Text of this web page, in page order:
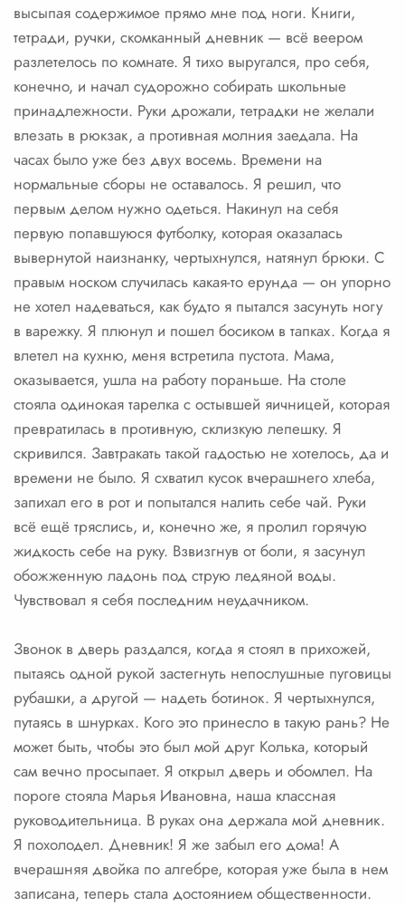
высыпая содержимое прямо мне под ноги. Книги,
тетради, ручки, скомканный дневник — всё веером
разлетелось по комнате. Я тихо выругался, про себя,
конечно, и начал судорожно собирать школьные
принадлежности. Руки дрожали, тетрадки не желали
влезать в рюкзак, а противная молния заедала. На
часах было уже без двух восемь. Времени на
нормальные сборы не оставалось. Я решил, что
первым делом нужно одеться. Накинул на себя
первую попавшуюся футболку, которая оказалась
вывернутой наизнанку, чертыхнулся, натянул брюки. С
правым носком случилась какая-то ерунда — он упорно
не хотел надеваться, как будто я пытался засунуть ногу
в варежку. Я плюнул и пошел босиком в тапках. Когда я
влетел на кухню, меня встретила пустота. Мама,
оказывается, ушла на работу пораньше. На столе
стояла одинокая тарелка с остывшей яичницей, которая
превратилась в противную, склизкую лепешку. Я
скривился. Завтракать такой гадостью не хотелось, да и
времени не было. Я схватил кусок вчерашнего хлеба,
запихал его в рот и попытался налить себе чай. Руки
всё ещё тряслись, и, конечно же, я пролил горячую
жидкость себе на руку. Взвизгнув от боли, я засунул
обожженную ладонь под струю ледяной воды.
Чувствовал я себя последним неудачником.
Звонок в дверь раздался, когда я стоял в прихожей,
пытаясь одной рукой застегнуть непослушные пуговицы
рубашки, а другой — надеть ботинок. Я чертыхнулся,
путаясь в шнурках. Кого это принесло в такую рань? Не
может быть, чтобы это был мой друг Колька, который
сам вечно просыпает. Я открыл дверь и обомлел. На
пороге стояла Марья Ивановна, наша классная
руководительница. В руках она держала мой дневник.
Я похолодел. Дневник! Я же забыл его дома! А
вчерашняя двойка по алгебре, которая уже была в нем
записана, теперь стала достоянием общественности.